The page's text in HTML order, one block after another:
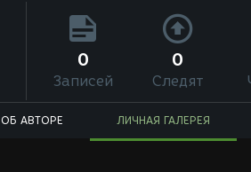
0
Записей
0
Следят
ОБ АВТОРЕ ЛИЧНАЯ ГАЛЕРЕЯ